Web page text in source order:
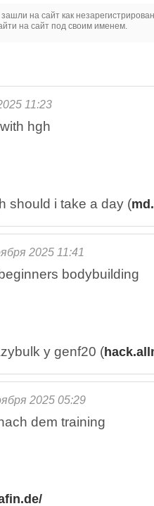
на сайт как
на сайт под своим именем.
11:23
hgh
should i take a day (
2025 11:41
bodybuilding
y genf20 (
2025 05:29
dem training